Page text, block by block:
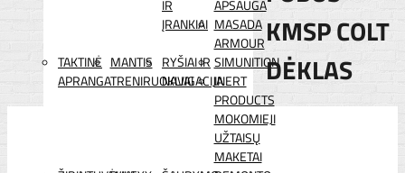
IR
ĮRANKIAI
APSAUGA
MASADA
ARMOUR
TAKTINĖ
APRANGA
MANTIS
TRENIRUOKLIAI
RYŠIAI IR
NAVIGACIJA
SIMUNITION
INERT
PRODUCTS
MOKOMIEJI
UŽTAISŲ
MAKETAI
KMSP COLT
DĖKLAS